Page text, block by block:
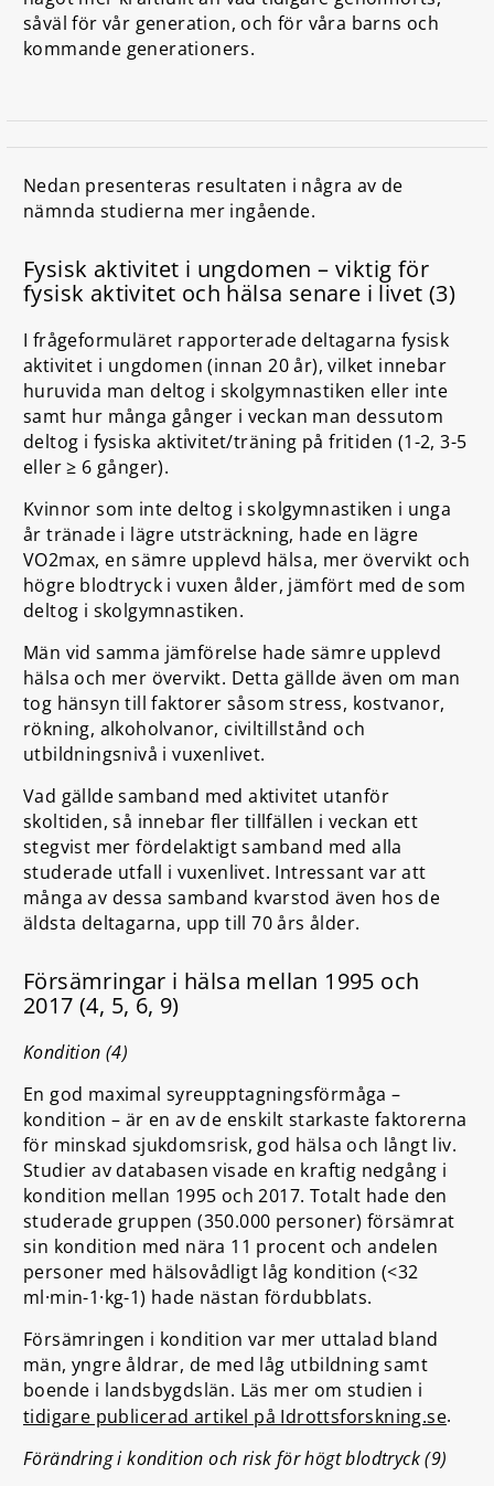
såväl för vår generation, och för våra barns och
kommande generationers.
Nedan presenteras resultaten i några av de
nämnda studierna mer ingående.
Fysisk aktivitet i ungdomen – viktig för
fysisk aktivitet och hälsa senare i livet (3)
I frågeformuläret rapporterade deltagarna fysisk
aktivitet i ungdomen (innan 20 år), vilket innebar
huruvida man deltog i skolgymnastiken eller inte
samt hur många gånger i veckan man dessutom
deltog i fysiska aktivitet/träning på fritiden (1-2, 3-5
eller ≥ 6 gånger).
Kvinnor som inte deltog i skolgymnastiken i unga
år tränade i lägre utsträckning, hade en lägre
VO2max, en sämre upplevd hälsa, mer övervikt och
högre blodtryck i vuxen ålder, jämfört med de som
deltog i skolgymnastiken.
Män vid samma jämförelse hade sämre upplevd
hälsa och mer övervikt. Detta gällde även om man
tog hänsyn till faktorer såsom stress, kostvanor,
rökning, alkoholvanor, civiltillstånd och
utbildningsnivå i vuxenlivet.
Vad gällde samband med aktivitet utanför
skoltiden, så innebar fler tillfällen i veckan ett
stegvist mer fördelaktigt samband med alla
studerade utfall i vuxenlivet. Intressant var att
många av dessa samband kvarstod även hos de
äldsta deltagarna, upp till 70 års ålder.
Försämringar i hälsa mellan 1995 och
2017 (4, 5, 6, 9)
Kondition (4)
En god maximal syreupptagningsförmåga –
kondition – är en av de enskilt starkaste faktorerna
för minskad sjukdomsrisk, god hälsa och långt liv.
Studier av databasen visade en kraftig nedgång i
kondition mellan 1995 och 2017. Totalt hade den
studerade gruppen (350.000 personer) försämrat
sin kondition med nära 11 procent och andelen
personer med hälsovådligt låg kondition (<32
ml·min-1·kg-1) hade nästan fördubblats.
Försämringen i kondition var mer uttalad bland
män, yngre åldrar, de med låg utbildning samt
boende i landsbygdslän. Läs mer om studien i
tidigare publicerad artikel på Idrottsforskning.se.
Förändring i kondition och risk för högt blodtryck (9)